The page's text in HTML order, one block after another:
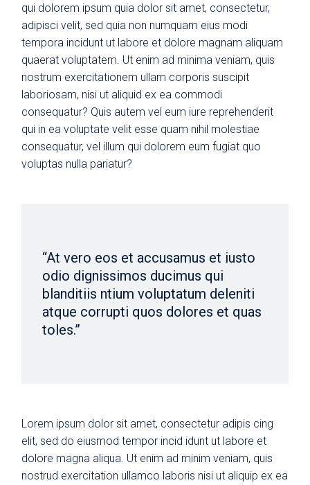
qui dolorem ipsum quia dolor sit amet, consectetur,
adipisci velit, sed quia non numquam eius modi
tempora incidunt ut labore et dolore magnam aliquam
quaerat voluptatem. Ut enim ad minima veniam, quis
nostrum exercitationem ullam corporis suscipit
laboriosam, nisi ut aliquid ex ea commodi
consequatur? Quis autem vel eum iure reprehenderit
qui in ea voluptate velit esse quam nihil molestiae
consequatur, vel illum qui dolorem eum fugiat quo
voluptas nulla pariatur?
“At vero eos et accusamus et iusto
odio dignissimos ducimus qui
blanditiis ntium voluptatum deleniti
atque corrupti quos dolores et quas
toles.”
Lorem ipsum dolor sit amet, consectetur adipis cing
elit, sed do eiusmod tempor incid idunt ut labore et
dolore magna aliqua. Ut enim ad minim veniam, quis
nostrud exercitation ullamco laboris nisi ut aliquip ex ea